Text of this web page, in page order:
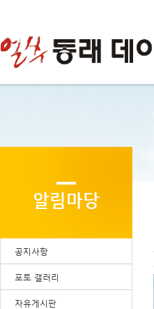
알림마당
공지사항
포토 갤러리
자유게시판